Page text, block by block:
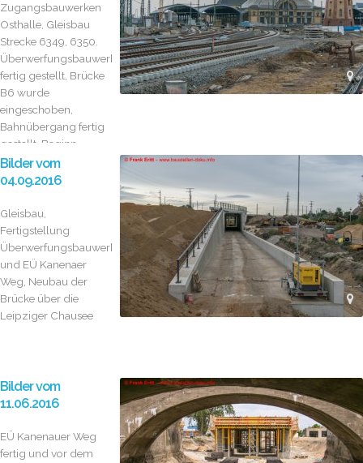
Zugangsbauwerken
Osthalle, Gleisbau
Strecke 6349, 6350.
Überwerfungsbauwerk
fertig gestellt, Brücke
B6 wurde
eingeschoben,
Bahnübergang fertig
gestellt, Beginn...
Bilder vom
04.09.2016
Gleisbau,
Fertigstellung
Überwerfungsbauwerk
und EÜ Kanenaer
Weg, Neubau der
Brücke über die
Leipziger Chausee
Bilder vom
11.06.2016
EÜ Kanenauer Weg
fertig und vor dem